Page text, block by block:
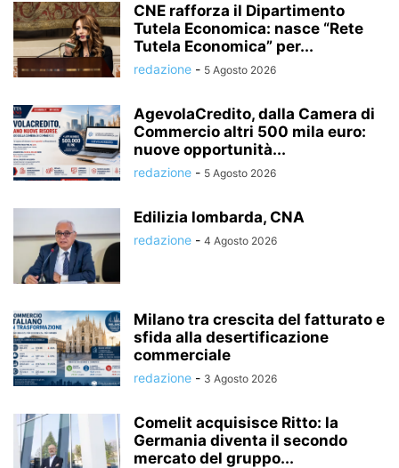
CNE rafforza il Dipartimento
Tutela Economica: nasce “Rete
Tutela Economica” per...
redazione - 5 Agosto 2026
AgevolaCredito, dalla Camera di
Commercio altri 500 mila euro:
nuove opportunità...
redazione - 5 Agosto 2026
Edilizia lombarda, CNA
redazione - 4 Agosto 2026
Milano tra crescita del fatturato e
sfida alla desertificazione
commerciale
redazione - 3 Agosto 2026
Comelit acquisisce Ritto: la
Germania diventa il secondo
mercato del gruppo...